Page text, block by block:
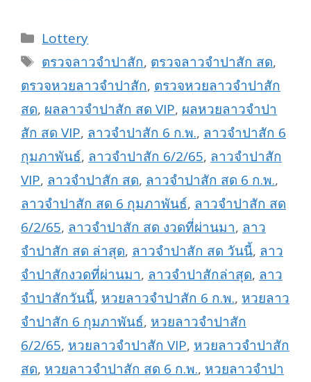
Categories
Lottery
Tags
ตรวจลาวจำปาสัก, ตรวจลาวจำปาสัก สด,
ตรวจหวยลาวจำปาสัก, ตรวจหวยลาวจำปาสัก
สด, ผลลาวจำปาสัก สด VIP, ผลหวยลาวจำปา
สัก สด VIP, ลาวจำปาสัก 6 ก.พ., ลาวจำปาสัก 6
กุมภาพันธ์, ลาวจำปาสัก 6/2/65, ลาวจำปาสัก
VIP, ลาวจำปาสัก สด, ลาวจำปาสัก สด 6 ก.พ.,
ลาวจำปาสัก สด 6 กุมภาพันธ์, ลาวจำปาสัก สด
6/2/65, ลาวจำปาสัก สด งวดที่ผ่านมา, ลาว
จำปาสัก สด ล่าสุด, ลาวจำปาสัก สด วันนี้, ลาว
จำปาสักงวดที่ผ่านมา, ลาวจำปาสักล่าสุด, ลาว
จำปาสักวันนี้, หวยลาวจำปาสัก 6 ก.พ., หวยลาว
จำปาสัก 6 กุมภาพันธ์, หวยลาวจำปาสัก
6/2/65, หวยลาวจำปาสัก VIP, หวยลาวจำปาสัก
สด, หวยลาวจำปาสัก สด 6 ก.พ., หวยลาวจำปา